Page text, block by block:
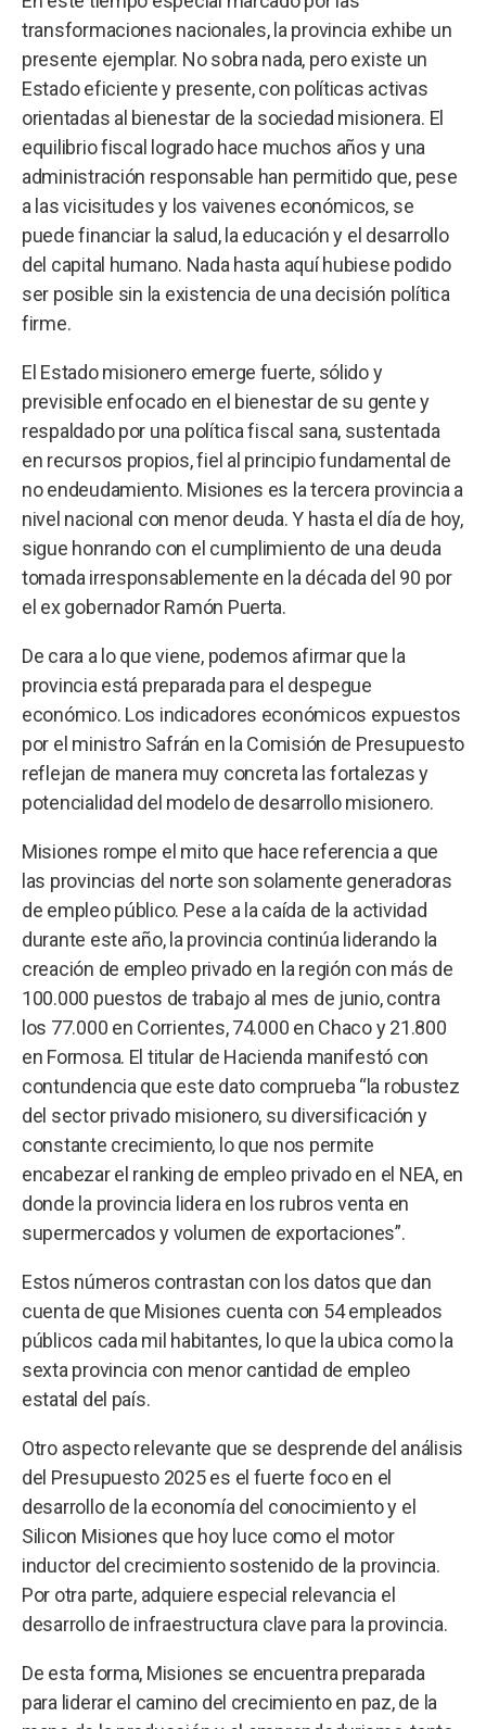
transformaciones nacionales, la provincia exhibe un
presente ejemplar. No sobra nada, pero existe un
Estado eficiente y presente, con políticas activas
orientadas al bienestar de la sociedad misionera. El
equilibrio fiscal logrado hace muchos años y una
administración responsable han permitido que, pese
a las vicisitudes y los vaivenes económicos, se
puede financiar la salud, la educación y el desarrollo
del capital humano. Nada hasta aquí hubiese podido
ser posible sin la existencia de una decisión política
firme.
El Estado misionero emerge fuerte, sólido y
previsible enfocado en el bienestar de su gente y
respaldado por una política fiscal sana, sustentada
en recursos propios, fiel al principio fundamental de
no endeudamiento. Misiones es la tercera provincia a
nivel nacional con menor deuda. Y hasta el día de hoy,
sigue honrando con el cumplimiento de una deuda
tomada irresponsablemente en la década del 90 por
el ex gobernador Ramón Puerta.
De cara a lo que viene, podemos afirmar que la
provincia está preparada para el despegue
económico. Los indicadores económicos expuestos
por el ministro Safrán en la Comisión de Presupuesto
reflejan de manera muy concreta las fortalezas y
potencialidad del modelo de desarrollo misionero.
Misiones rompe el mito que hace referencia a que
las provincias del norte son solamente generadoras
de empleo público. Pese a la caída de la actividad
durante este año, la provincia continúa liderando la
creación de empleo privado en la región con más de
100.000 puestos de trabajo al mes de junio, contra
los 77.000 en Corrientes, 74.000 en Chaco y 21.800
en Formosa. El titular de Hacienda manifestó con
contundencia que este dato comprueba “la robustez
del sector privado misionero, su diversificación y
constante crecimiento, lo que nos permite
encabezar el ranking de empleo privado en el NEA, en
donde la provincia lidera en los rubros venta en
supermercados y volumen de exportaciones”.
Estos números contrastan con los datos que dan
cuenta de que Misiones cuenta con 54 empleados
públicos cada mil habitantes, lo que la ubica como la
sexta provincia con menor cantidad de empleo
estatal del país.
Otro aspecto relevante que se desprende del análisis
del Presupuesto 2025 es el fuerte foco en el
desarrollo de la economía del conocimiento y el
Silicon Misiones que hoy luce como el motor
inductor del crecimiento sostenido de la provincia.
Por otra parte, adquiere especial relevancia el
desarrollo de infraestructura clave para la provincia.
De esta forma, Misiones se encuentra preparada
para liderar el camino del crecimiento en paz, de la